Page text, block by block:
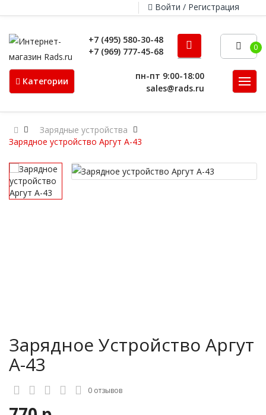
Войти / Регистрация
+7 (495) 580-30-48
+7 (969) 777-45-68
0
Категории
пн-пт 9:00-18:00
sales@rads.ru
Зарядные устройства
Зарядное устройство Аргут А-43
Зарядное Устройство Аргут
А-43
0 отзывов